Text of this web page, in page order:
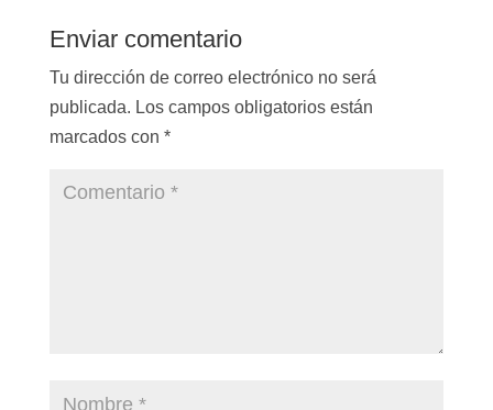
Enviar comentario
Tu dirección de correo electrónico no será
publicada. Los campos obligatorios están
marcados con *